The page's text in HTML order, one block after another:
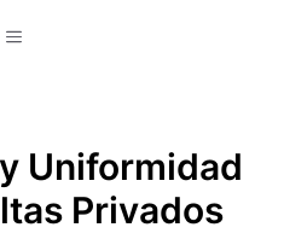
Menú
Uniformidad
Privados